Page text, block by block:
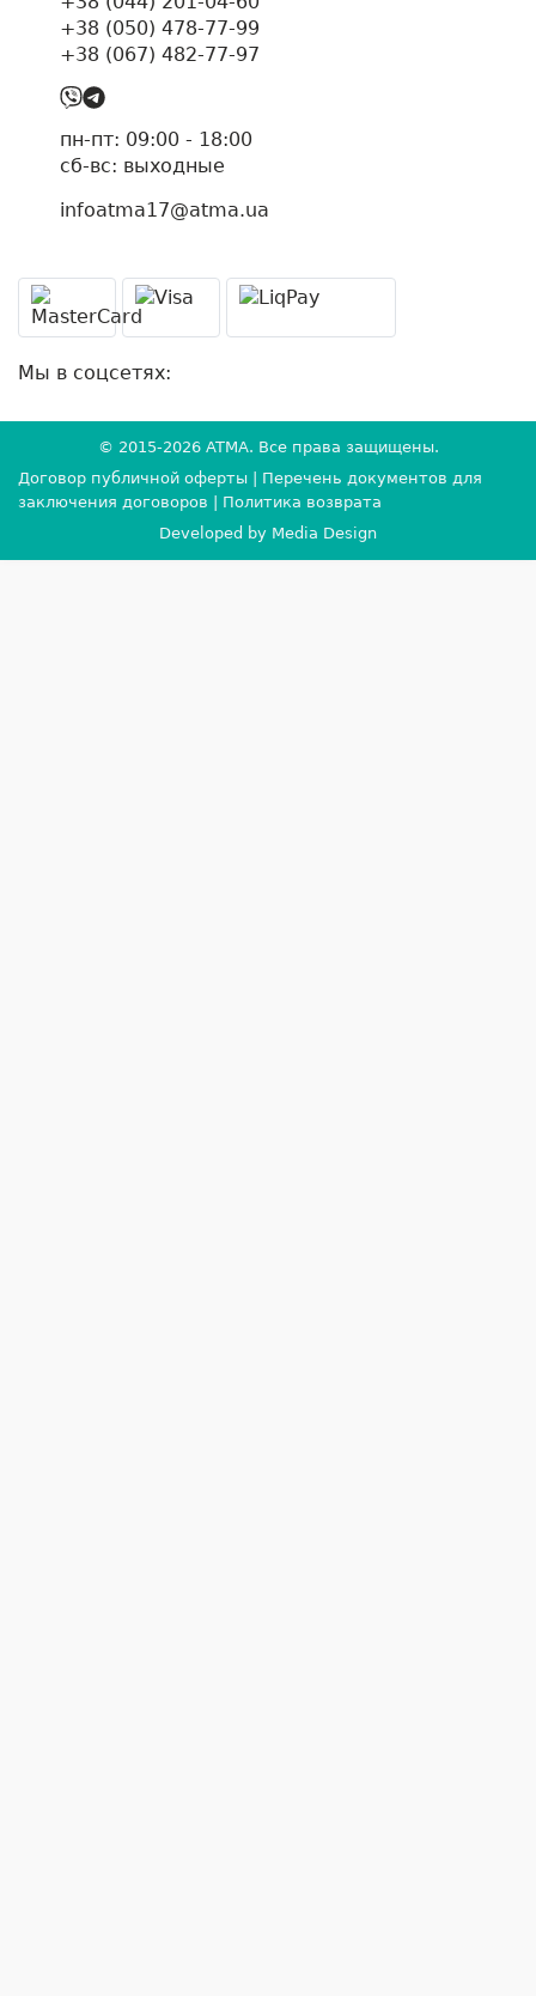
+38 (050) 478-77-99
+38 (067) 482-77-97
пн-пт: 09:00 - 18:00
cб-вс: выходные
infoatma17@atma.ua
Мы в соцсетях:
© 2015-2026 ATMA. Все права защищены.
Договор публичной оферты
Перечень документов для
заключения договоров
Политика возврата
Developed by Media Design